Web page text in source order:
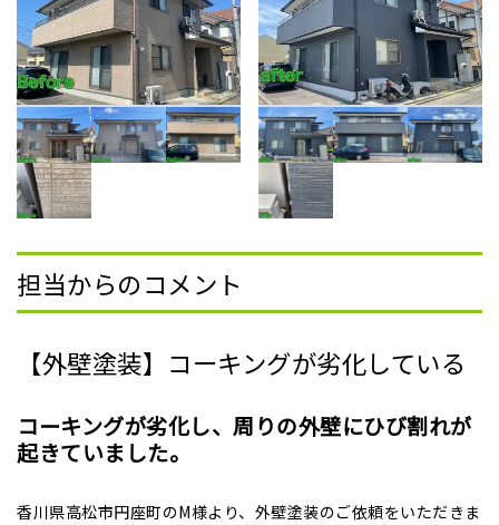
担当からのコメント
【外壁塗装】コーキングが劣化している
コーキングが劣化し、周りの外壁にひび割れが
起きていました。
香川県高松市円座町のM様より、外壁塗装のご依頼をいただきま